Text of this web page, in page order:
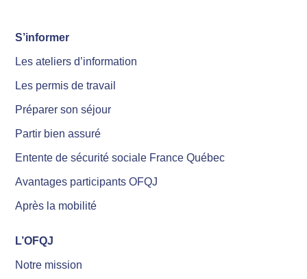
S’informer
Les ateliers d’information
Les permis de travail
Préparer son séjour
Partir bien assuré
Entente de sécurité sociale France Québec
Avantages participants OFQJ
Après la mobilité
L’OFQJ
Notre mission